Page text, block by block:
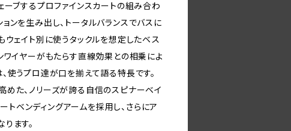
ーブするプロファインスカートの組み合わ
ンを生み出し、トータルバランスでバスに
ウェイト別に使うタックルを想定したベス
ワイヤーがもたらす直線効果との相乗によ
使うプロ達が口を揃えて語る特長です。
た、ノリーズが誇る自信のスピナーベイ
ートベンディングアームを採用し、さらにア
ます。